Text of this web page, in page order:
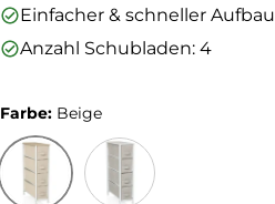
Einfacher & schneller Aufbau
Anzahl Schubladen: 4
Farbe: Beige